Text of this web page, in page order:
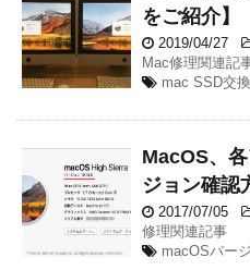
をご紹介】
2019/04/27
Mac修理関連記
mac SSD交換
MacOS、
ジョン確認
2017/07/05
修理関連記事
macOSバー